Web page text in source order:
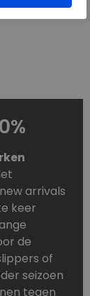
arrivals
keer
de
of
seizoen
tegen